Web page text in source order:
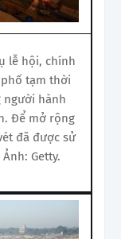
lễ hội, chính
tạm thời
người hành
Để mở rộng
đã được sử
Getty.